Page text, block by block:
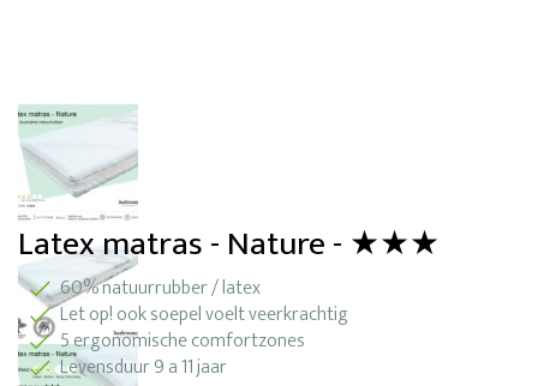
Latex matras - Nature - ★★★
60% natuurrubber / latex
Let op! ook soepel voelt veerkrachtig
5 ergonomische comfortzones
Levensduur 9 a 11 jaar